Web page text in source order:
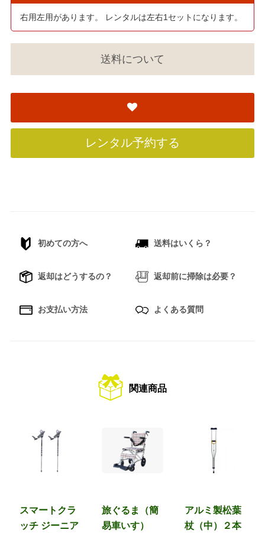
右用左用があります。 レンタルは左右1セットになります。
送料について
レンタル予約する
初めての方へ 送料はいくら？
返却はどうするの？ 返却前に掃除は必要？
お支払い方法 よくある質問
関連商品
スマートクラ
ッチ ジーニア
旅ぐるま（簡
易車いす）
アルミ製松葉
杖（中）２本